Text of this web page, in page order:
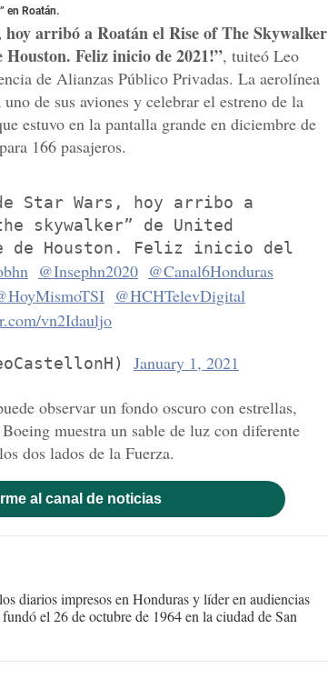
en Roatán.
arribó a Roatán el Rise of The Skywalker
Feliz inicio de 2021!”, tuiteó Leo
de Alianzas Público Privadas. La aerolínea
de sus aviones y celebrar el estreno de la
estuvo en la pantalla grande en diciembre de
166 pasajeros.
Star Wars, hoy arribo a
skywalker” de United
de Houston. Feliz inicio del
@Insephn2020 @Canal6Honduras
@HCHTelevDigital
vn2Idauljo
January 1, 2021
observar un fondo oscuro con estrellas,
muestra un sable de luz con diferente
dos lados de la Fuerza.
al canal de noticias
diarios impresos en Honduras y líder en audiencias
el 26 de octubre de 1964 en la ciudad de San